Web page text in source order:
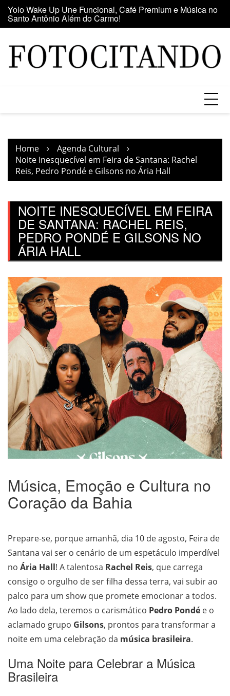
Skip
content
Maior clube de vinil da América Latina participa da Feira
do Vinil no Shopping Center Lapa
Home
Agenda Cultural
Noite Inesquecível em Feira de Santana: Rachel
Reis, Pedro Pondé e Gilsons no Ária Hall
NOITE INESQUECÍVEL EM FEIRA
DE SANTANA: RACHEL REIS,
PEDRO PONDÉ E GILSONS NO
ÁRIA HALL
Música, Emoção e Cultura no
Coração da Bahia
Prepare-se, porque amanhã, dia 10 de agosto, Feira de
Santana vai ser o cenário de um espetáculo imperdível
no Ária Hall! A talentosa Rachel Reis, que carrega
consigo o orgulho de ser filha dessa terra, vai subir ao
palco para um show que promete emocionar a todos.
Ao lado dela, teremos o carismático Pedro Pondé e o
aclamado grupo Gilsons, prontos para transformar a
noite em uma celebração da música brasileira.
Uma Noite para Celebrar a Música
Brasileira